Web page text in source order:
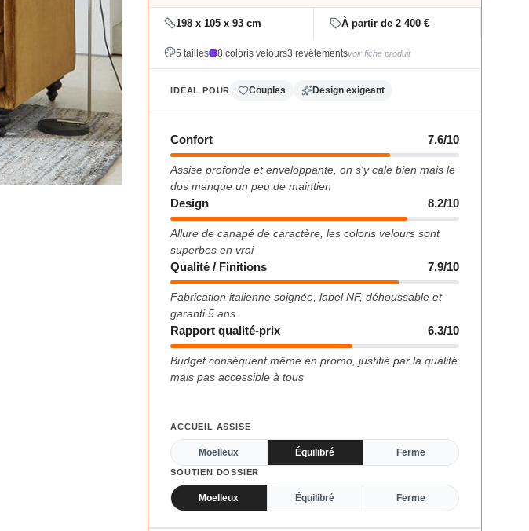
198 x 105 x 93 cm À partir de 2 400 €
5 tailles 8 coloris velours3 revêtementsvoir fiche produit
IDÉAL POUR Couples Design exigeant
Confort 7.6/10
Assise profonde et enveloppante, on s'y cale bien mais le
dos manque un peu de maintien
Design 8.2/10
Allure de canapé de caractère, les coloris velours sont
superbes en vrai
Qualité / Finitions 7.9/10
Fabrication italienne soignée, label NF, déhoussable et
garanti 5 ans
Rapport qualité-prix 6.3/10
Budget conséquent même en promo, justifié par la qualité
mais pas accessible à tous
ACCUEIL ASSISE
Moelleux Équilibré Ferme
SOUTIEN DOSSIER
Moelleux Équilibré Ferme